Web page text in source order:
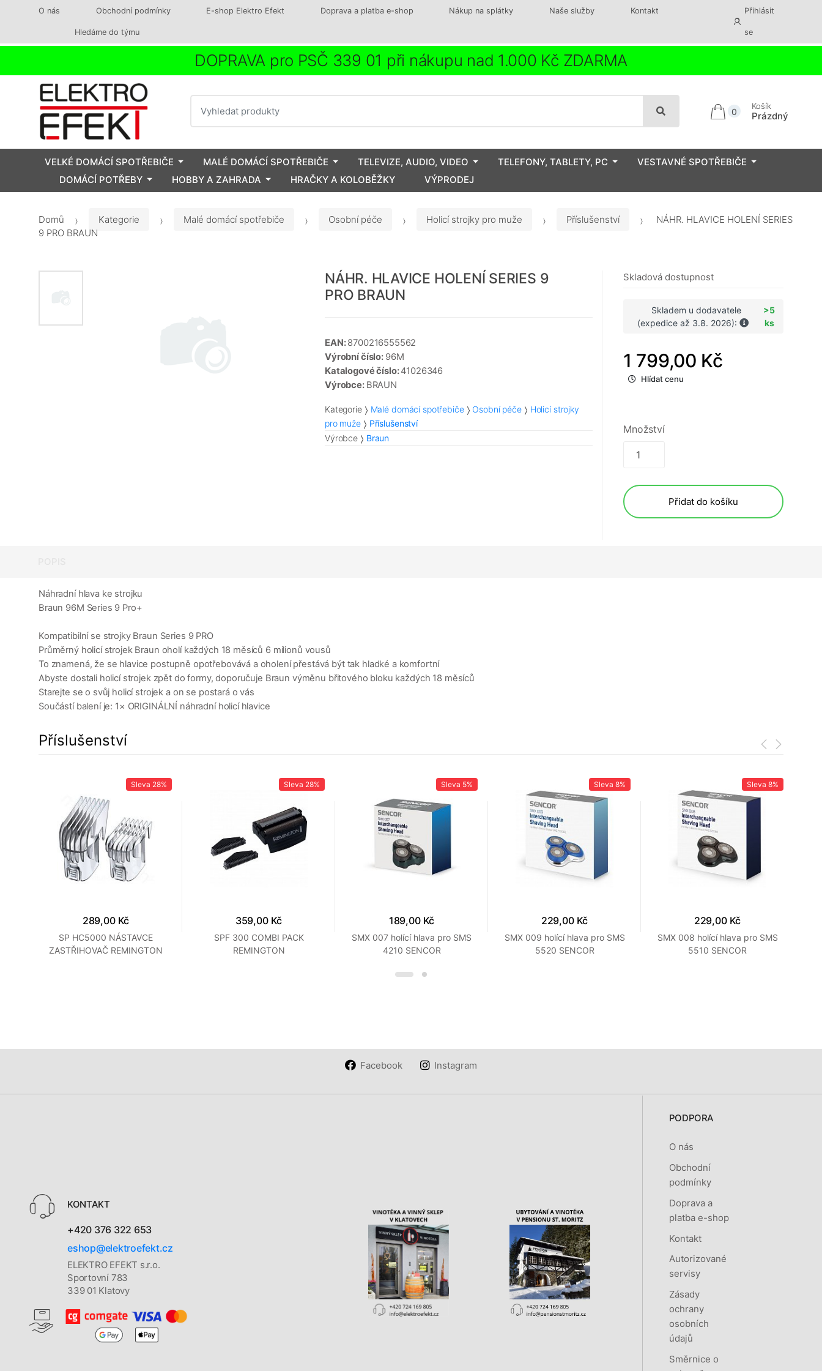
O nás Obchodní podmínky E-shop Elektro Efekt Doprava a platba e-shop Nákup na splátky Naše služby Kontakt
Hledáme do týmu
Přihlásit
se
DOPRAVA pro PSČ 339 01 při nákupu nad 1.000 Kč ZDARMA
0
Košík
Prázdný
VELKÉ DOMÁCÍ SPOTŘEBIČE MALÉ DOMÁCÍ SPOTŘEBIČE TELEVIZE, AUDIO, VIDEO TELEFONY, TABLETY, PC
VESTAVNÉ SPOTŘEBIČE
DOMÁCÍ POTŘEBY
HOBBY A ZAHRADA HRAČKY A KOLOBĚŽKY VÝPRODEJ
Domů Kategorie Malé domácí spotřebiče Osobní péče Holicí strojky pro muže Příslušenství
NÁHR. HLAVICE HOLENÍ SERIES
9 PRO BRAUN
NÁHR. HLAVICE HOLENÍ SERIES 9
PRO BRAUN
EAN:8700216555562
Výrobní číslo: 96M
Katalogové číslo:41026346
Výrobce: BRAUN
Kategorie Malé domácí spotřebiče Osobní péče
Holicí strojky
pro muže
Příslušenství
Výrobce
Braun
Skladová dostupnost
Skladem u dodavatele
(expedice až 3.8. 2026):
>5
ks
1 799,00 Kč
Hlídat cenu
Množství
Přidat do košíku
Náhradní hlava ke strojku
Braun 96M Series 9 Pro+
Kompatibilní se strojky Braun Series 9 PRO
Průměrný holicí strojek Braun oholí každých 18 měsíců 6 milionů vousů
To znamená, že se hlavice postupně opotřebovává a oholení přestává být tak hladké a komfortní
Abyste dostali holicí strojek zpět do formy, doporučuje Braun výměnu břitového bloku každých 18 měsíců
Starejte se o svůj holicí strojek a on se postará o vás
Součástí balení je: 1× ORIGINÁLNÍ náhradní holicí hlavice
Příslušenství
Sleva 28%
289,00 Kč
SP HC5000 NÁSTAVCE
ZASTŘIHOVAČ REMINGTON
Sleva 28%
359,00 Kč
SPF 300 COMBI PACK
REMINGTON
Sleva 5%
189,00 Kč
SMX 007 holící hlava pro SMS
4210 SENCOR
Sleva 8%
229,00 Kč
SMX 009 holící hlava pro SMS
5520 SENCOR
Sleva 8%
229,00 Kč
SMX 008 holící hlava pro SMS
5510 SENCOR
Facebook Instagram
KONTAKT
+420 376 322 653
eshop@elektroefekt.cz
ELEKTRO EFEKT s.r.o.
Sportovní 783
339 01 Klatovy
PODPORA
O nás
Obchodní
podmínky
Doprava a
platba e-shop
Kontakt
Autorizované
servisy
Zásady
ochrany
osobních
údajů
Směrnice o